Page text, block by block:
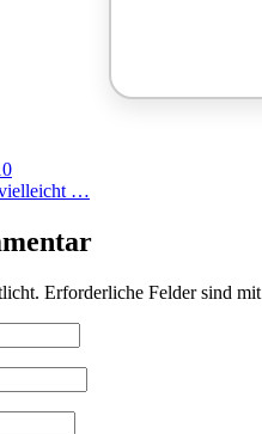
…
Erforderliche Felder sind mit